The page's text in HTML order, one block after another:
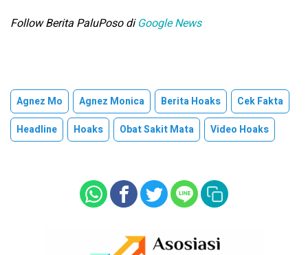
Follow Berita PaluPoso diGoogle News
Agnez Mo Agnez Monica Berita Hoaks
Cek Fakta
Headline
Hoaks Obat Sakit Mata Video Hoaks